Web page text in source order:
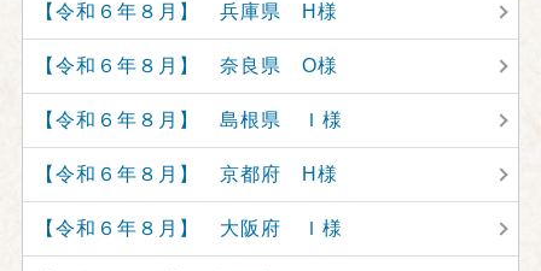
【令和６年８月】 兵庫県 H様
【令和６年８月】 奈良県 O様
【令和６年８月】 島根県 Ｉ様
【令和６年８月】 京都府 H様
【令和６年８月】 大阪府 Ｉ様